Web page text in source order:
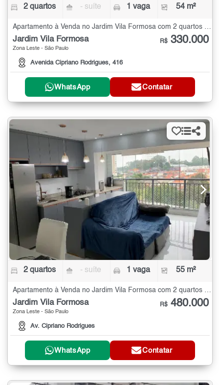
2 quartos - suíte 1 vaga 54 m²
Jardim Vila Formosa
Zona Leste - São Paulo
Avenida Cipriano Rodrigues, 416
R$ 330.000
WhatsApp Contatar
2 quartos - suíte 1 vaga 55 m²
Apartamento à Venda no Jardim Vila Formosa com 2 quartos - 55 m²
Jardim Vila Formosa
Zona Leste - São Paulo
Av. Cipriano Rodrigues
R$ 480.000
WhatsApp Contatar